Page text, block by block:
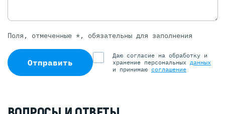
Поля, отмеченные *, обязательны для заполнения
Отправить
Даю согласие на обработку и
хранение персональных данных
и принимаю соглашение